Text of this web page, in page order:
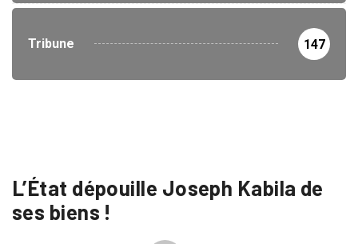
Tribune 147
L’État dépouille Joseph Kabila de
ses biens !